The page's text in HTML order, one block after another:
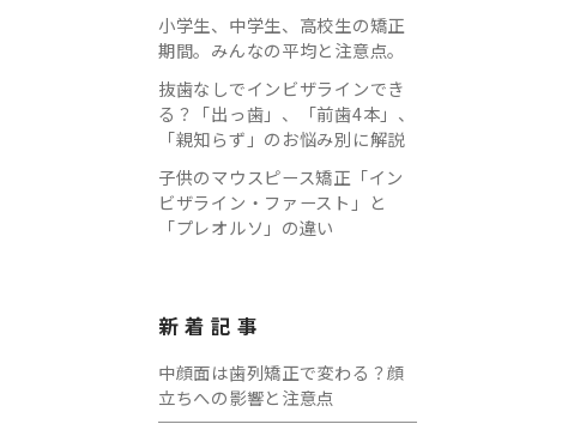
小学生、中学生、高校生の矯正
期間。みんなの平均と注意点。
抜歯なしでインビザラインでき
る？「出っ歯」、「前歯4本」、
「親知らず」のお悩み別に解説
子供のマウスピース矯正「イン
ビザライン・ファースト」と
「プレオルソ」の違い
新着記事
中顔面は歯列矯正で変わる？顔
立ちへの影響と注意点